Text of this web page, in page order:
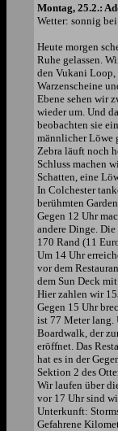
Montag, 25.2.:
Wetter: sonnig
Heute morgen
Ruhe gelassen.
den Vukani Loop,
Warzenscheine
Ebene sehen wir
wieder um. Und
beobachten sie
männlicher Löwe
Zebra läuft noch
Schluss machen
Schatten, eine
In Colchester
berühmten
Gegen 12 Uhr
andere Dinge.
170 Rand (11
Um 14 Uhr
vor dem
dem Sun Deck
Hier zahlen wir
Gegen 15 Uhr
ist 77 Meter lang.
Boardwalk, der
eröffnet. Das
hat es in der
Sektion 2 des
Wir laufen über
vor 17 Uhr sind
Unterkunft:
Gefahrene